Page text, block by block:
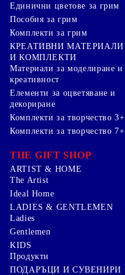
Единични цветове за грим
Пособия за грим
Комплекти за грим
КРЕАТИВНИ МАТЕРИАЛИ
И КОМПЛЕКТИ
Mатериали за моделиране и
креативност
Елементи за оцветяване и
декориране
Комплекти за творчество 3+
Комплекти за творчество 7+
THE GIFT SHOP
ARTIST & HOME
The Artist
Ideal Home
LADIES & GENTLEMEN
Ladies
Gentlemen
KIDS
Продукти
ПОДАРЪЦИ И СУВЕНИРИ